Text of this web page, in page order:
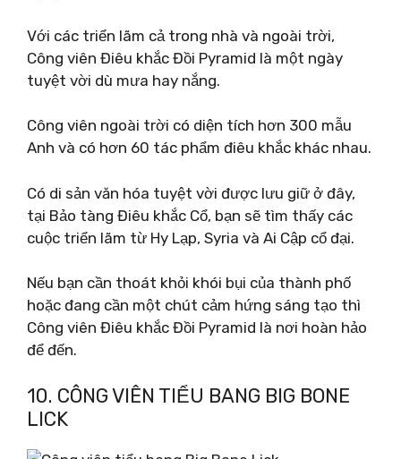
Với các triển lãm cả trong nhà và ngoài trời,
Công viên Điêu khắc Đồi Pyramid là một ngày
tuyệt vời dù mưa hay nắng.
Công viên ngoài trời có diện tích hơn 300 mẫu
Anh và có hơn 60 tác phẩm điêu khắc khác nhau.
Có di sản văn hóa tuyệt vời được lưu giữ ở đây,
tại Bảo tàng Điêu khắc Cổ, bạn sẽ tìm thấy các
cuộc triển lãm từ Hy Lạp, Syria và Ai Cập cổ đại.
Nếu bạn cần thoát khỏi khói bụi của thành phố
hoặc đang cần một chút cảm hứng sáng tạo thì
Công viên Điêu khắc Đồi Pyramid là nơi hoàn hảo
để đến.
10. CÔNG VIÊN TIỂU BANG BIG BONE
LICK